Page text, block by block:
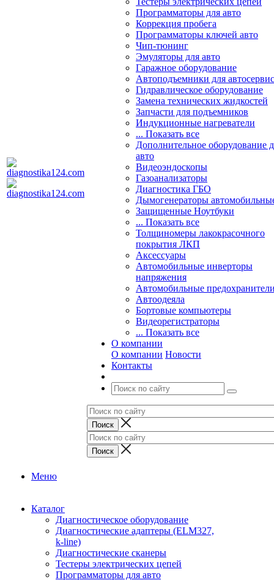
Программаторы для авто
Коррекция пробега
Программаторы ключей авто
Чип-тюнинг
Эмуляторы для авто
Гаражное оборудование
Автоподъемники для
Гидравлическое оборудование
Замена технических жидкостей
Запчасти для подъемников
Индукционные нагреватели
... Показать все
Дополнительное оборудование
авто
Видеоэндоскопы
Газоанализаторы
Диагностика ГБО
Дымогенераторы
Защищенные Ноутбуки
... Показать все
Толщиномеры лакокрасочного
покрытия ЛКП
Аксессуары
Автомобильные инверторы
напряжения
Автомобильные
Автоодеяла
Бортовые компьютеры
Видеорегистраторы
... Показать все
О компании
О компании Новости
Контакты
Меню
Каталог
Диагностическое оборудование
Диагностические адаптеры (ELM327,
k-line)
Диагностические сканеры
Тестеры электрических цепей
Программаторы для авто